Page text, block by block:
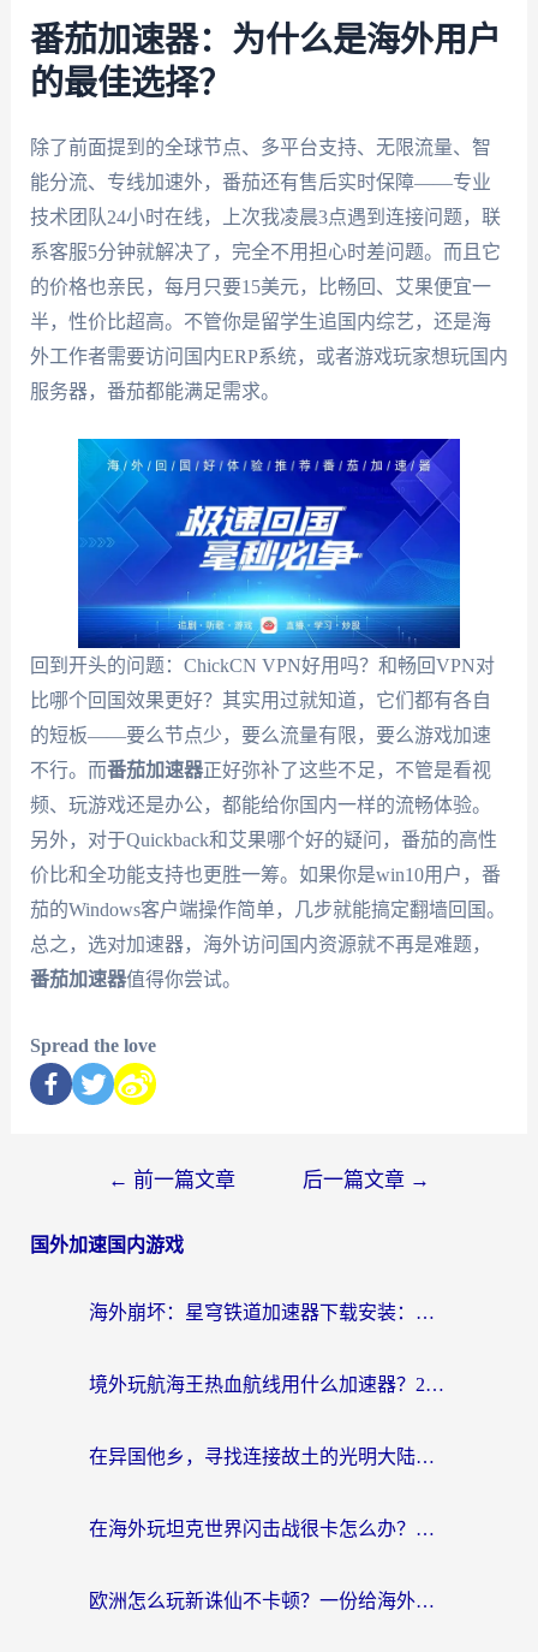
番茄加速器：为什么是海外用户
的最佳选择？
除了前面提到的全球节点、多平台支持、无限流量、智
能分流、专线加速外，番茄还有售后实时保障——专业
技术团队24小时在线，上次我凌晨3点遇到连接问题，联
系客服5分钟就解决了，完全不用担心时差问题。而且它
的价格也亲民，每月只要15美元，比畅回、艾果便宜一
半，性价比超高。不管你是留学生追国内综艺，还是海
外工作者需要访问国内ERP系统，或者游戏玩家想玩国内
服务器，番茄都能满足需求。
回到开头的问题：ChickCN VPN好用吗？和畅回VPN对
比哪个回国效果更好？其实用过就知道，它们都有各自
的短板——要么节点少，要么流量有限，要么游戏加速
不行。而番茄加速器正好弥补了这些不足，不管是看视
频、玩游戏还是办公，都能给你国内一样的流畅体验。
另外，对于Quickback和艾果哪个好的疑问，番茄的高性
价比和全功能支持也更胜一筹。如果你是win10用户，番
茄的Windows客户端操作简单，几步就能搞定翻墙回国。
总之，选对加速器，海外访问国内资源就不再是难题，
番茄加速器值得你尝试。
Spread the love
← 前一篇文章 后一篇文章 →
国外加速国内游戏
海外崩坏：星穹铁道加速器下载安装：一份给游子的终极网络指南
境外玩航海王热血航线用什么加速器？2026海外玩家实测最优方案（附欧洲问道堡垒前线加速技巧）
在异国他乡，寻找连接故土的光明大陆免费加速器
在海外玩坦克世界闪击战很卡怎么办？老玩家亲测有效的加速器选择指南
欧洲怎么玩新诛仙不卡顿？一份给海外游子的国服游戏畅玩指南